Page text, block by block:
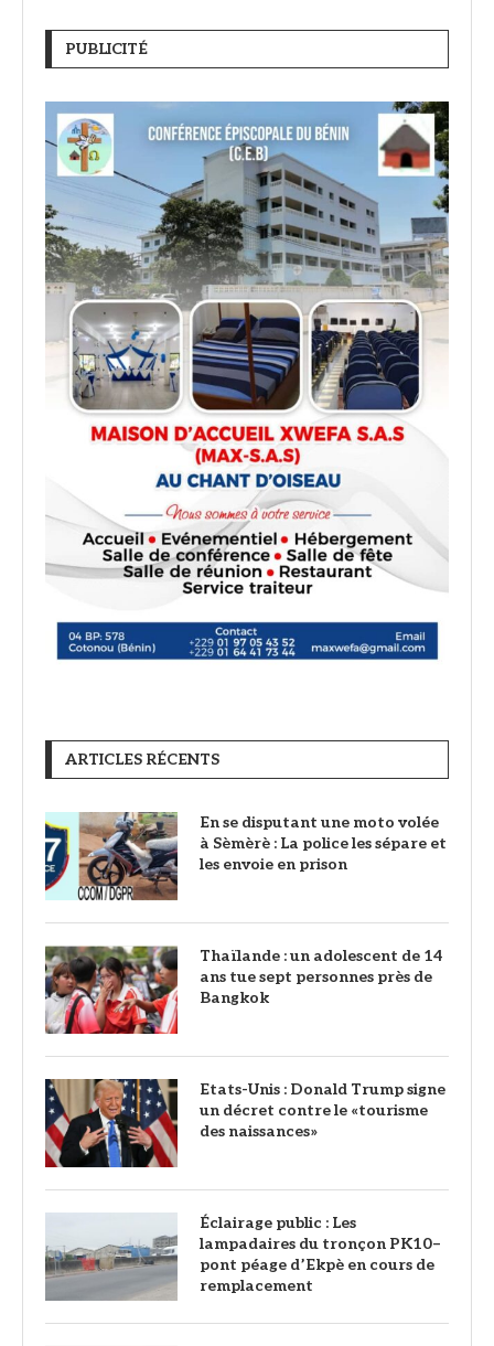
PUBLICITÉ
ARTICLES RÉCENTS
En se disputant une moto volée
à Sèmèrè : La police les sépare et
les envoie en prison
Thaïlande : un adolescent de 14
ans tue sept personnes près de
Bangkok
Etats-Unis : Donald Trump signe
un décret contre le «tourisme
des naissances»
‎Éclairage public : Les
lampadaires du tronçon PK10–
pont péage d’Ekpè en cours de
remplacement